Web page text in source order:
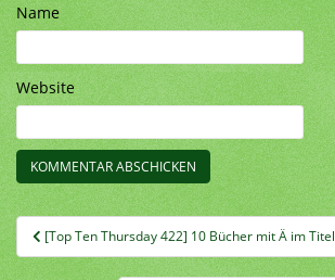
Name
Website
Beitragsnavigation
[Top Ten Thursday 422] 10 Bücher mit Ä im Titel